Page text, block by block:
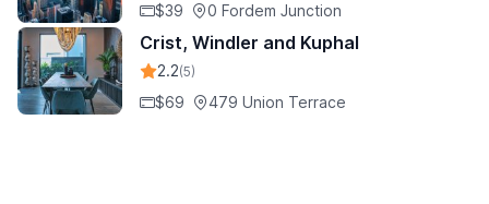
$39 0 Fordem Junction
Crist, Windler and Kuphal
2.2(5)
$69 479 Union Terrace